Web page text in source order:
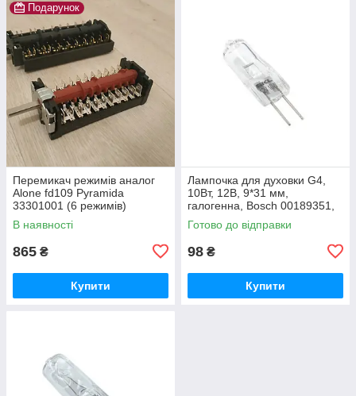
Подарунок
Перемикач режимів аналог
Alone fd109 Pyramida
33301001 (6 режимів)
В наявності
865 ₴
Купити
Лампочка для духовки G4,
10Вт, 12В, 9*31 мм,
галогенна, Bosch 00189351,
SKL LMP406UN
Готово до відправки
98 ₴
Купити